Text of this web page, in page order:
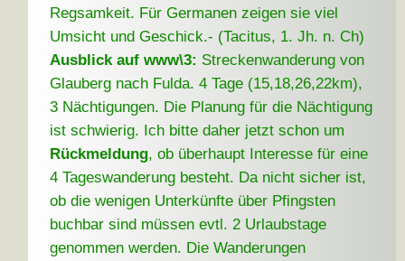
Regsamkeit. Für Germanen zeigen sie viel
Umsicht und Geschick.- (Tacitus, 1. Jh. n. Ch)
Ausblick auf www\3: Streckenwanderung von
Glauberg nach Fulda. 4 Tage (15,18,26,22km),
3 Nächtigungen. Die Planung für die Nächtigung
ist schwierig. Ich bitte daher jetzt schon um
Rückmeldung, ob überhaupt Interesse für eine
4 Tageswanderung besteht. Da nicht sicher ist,
ob die wenigen Unterkünfte über Pfingsten
buchbar sind müssen evtl. 2 Urlaubstage
genommen werden. Die Wanderungen